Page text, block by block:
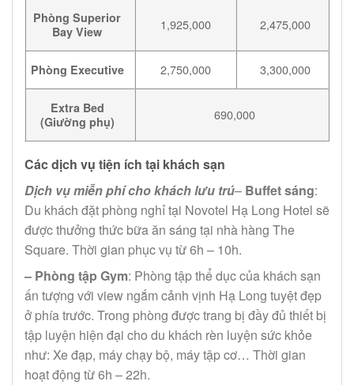
Phòng Superior
Bay View
1,925,000 2,475,000
Phòng Executive 2,750,000 3,300,000
Extra Bed
(Giường phụ)
690,000
Các dịch vụ tiện ích tại khách sạn
Dịch vụ miễn phí cho khách lưu trú– Buffet sáng:
Du khách đặt phòng nghỉ tại Novotel Hạ Long Hotel sẽ
được thưởng thức bữa ăn sáng tại nhà hàng The
Square. Thời gian phục vụ từ 6h – 10h.
– Phòng tập Gym: Phòng tập thể dục của khách sạn
ấn tượng với view ngắm cảnh vịnh Hạ Long tuyệt đẹp
ở phía trước. Trong phòng được trang bị đầy đủ thiết bị
tập luyện hiện đại cho du khách rèn luyện sức khỏe
như: Xe đạp, máy chạy bộ, máy tập cơ… Thời gian
hoạt động từ 6h – 22h.